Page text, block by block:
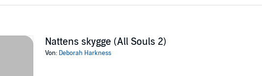
Nattens skygge (All Souls 2)
Von: Deborah Harkness